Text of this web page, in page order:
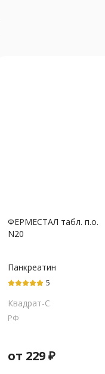
ФЕРМЕСТАЛ табл. п.о.
N20
Панкреатин
5
Квадрат-С
РФ
от 229₽